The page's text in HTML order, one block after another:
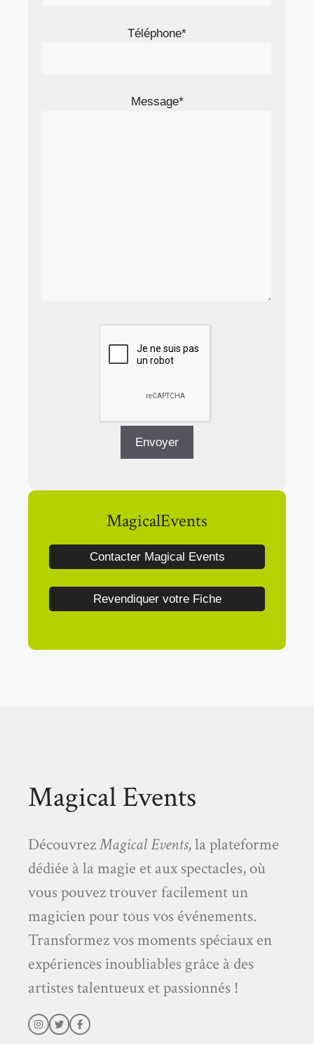
Téléphone*
Message*
MagicalEvents
Contacter Magical Events
Revendiquer votre Fiche
Magical Events
DécouvrezMagical Events, la plateforme
dédiée à la magie et aux spectacles, où
vous pouvez trouver facilement un
magicien pour tous vos événements.
Transformez vos moments spéciaux en
expériences inoubliables grâce à des
artistes talentueux et passionnés !